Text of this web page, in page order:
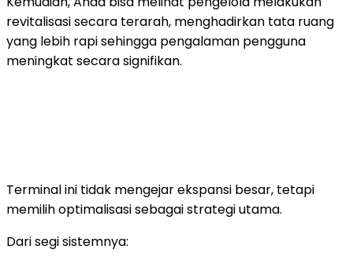
revitalisasi secara terarah, menghadirkan tata ruang
yang lebih rapi sehingga pengalaman pengguna
meningkat secara signifikan.
Terminal ini tidak mengejar ekspansi besar, tetapi
memilih optimalisasi sebagai strategi utama.
Dari segi sistemnya: